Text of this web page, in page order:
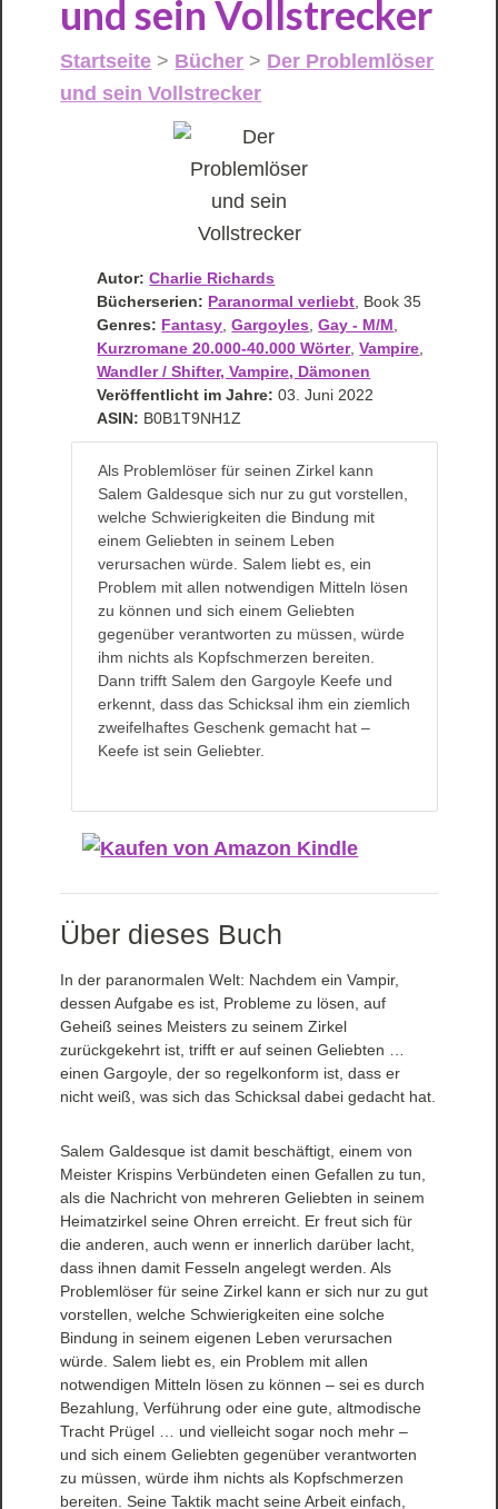
und sein Vollstrecker
Startseite > Bücher > Der Problemlöser
und sein Vollstrecker
Autor: Charlie Richards
Bücherserien: Paranormal verliebt, Book 35
Genres: Fantasy,Gargoyles,Gay - M/M,
Kurzromane 20.000-40.000 Wörter,Vampire,
Wandler / Shifter, Vampire, Dämonen
Veröffentlicht im Jahre: 03. Juni 2022
ASIN: B0B1T9NH1Z
Als Problemlöser für seinen Zirkel kann
Salem Galdesque sich nur zu gut vorstellen,
welche Schwierigkeiten die Bindung mit
einem Geliebten in seinem Leben
verursachen würde. Salem liebt es, ein
Problem mit allen notwendigen Mitteln lösen
zu können und sich einem Geliebten
gegenüber verantworten zu müssen, würde
ihm nichts als Kopfschmerzen bereiten.
Dann trifft Salem den Gargoyle Keefe und
erkennt, dass das Schicksal ihm ein ziemlich
zweifelhaftes Geschenk gemacht hat –
Keefe ist sein Geliebter.
Über dieses Buch
In der paranormalen Welt: Nachdem ein Vampir,
dessen Aufgabe es ist, Probleme zu lösen, auf
Geheiß seines Meisters zu seinem Zirkel
zurückgekehrt ist, trifft er auf seinen Geliebten …
einen Gargoyle, der so regelkonform ist, dass er
nicht weiß, was sich das Schicksal dabei gedacht hat.
Salem Galdesque ist damit beschäftigt, einem von
Meister Krispins Verbündeten einen Gefallen zu tun,
als die Nachricht von mehreren Geliebten in seinem
Heimatzirkel seine Ohren erreicht. Er freut sich für
die anderen, auch wenn er innerlich darüber lacht,
dass ihnen damit Fesseln angelegt werden. Als
Problemlöser für seine Zirkel kann er sich nur zu gut
vorstellen, welche Schwierigkeiten eine solche
Bindung in seinem eigenen Leben verursachen
würde. Salem liebt es, ein Problem mit allen
notwendigen Mitteln lösen zu können – sei es durch
Bezahlung, Verführung oder eine gute, altmodische
Tracht Prügel … und vielleicht sogar noch mehr –
und sich einem Geliebten gegenüber verantworten
zu müssen, würde ihm nichts als Kopfschmerzen
bereiten. Seine Taktik macht seine Arbeit einfach,